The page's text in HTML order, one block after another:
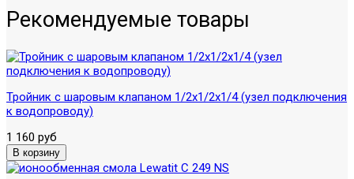
Рекомендуемые товары
Тройник с шаровым клапаном 1/2х1/2х1/4 (узел подключения
к водопроводу)
1 160 руб